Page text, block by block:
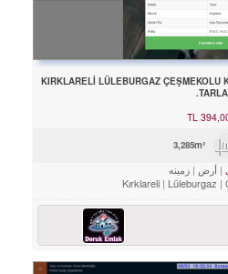
KIRKLARELİ LÜLEBURGAZ ÇEŞMEKOLU
TARLA.
TL
أرض زمینه
Kırklareli
Lüleburgaz